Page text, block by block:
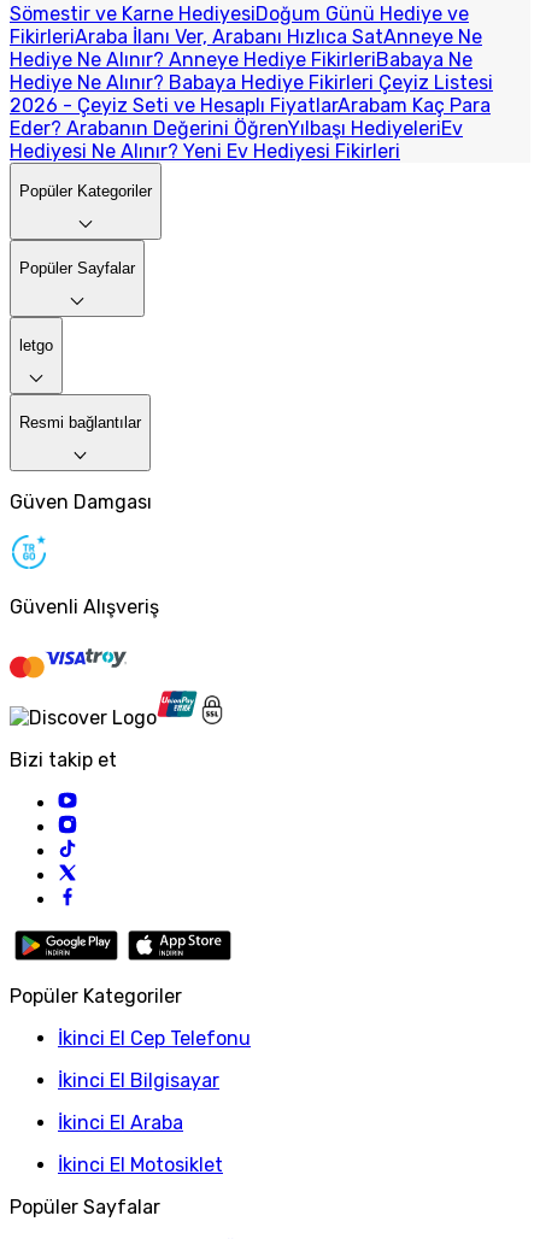
Sömestir ve Karne HediyesiDoğum Günü Hediye ve
FikirleriAraba İlanı Ver, Arabanı Hızlıca SatAnneye Ne
Hediye Ne Alınır? Anneye Hediye FikirleriBabaya Ne
Hediye Ne Alınır? Babaya Hediye Fikirleri Çeyiz Listesi
2026 - Çeyiz Seti ve Hesaplı FiyatlarArabam Kaç Para
Eder? Arabanın Değerini ÖğrenYılbaşı HediyeleriEv
Hediyesi Ne Alınır? Yeni Ev Hediyesi Fikirleri
Popüler Kategoriler
Popüler Sayfalar
letgo
Resmi bağlantılar
Güven Damgası
Güvenli Alışveriş
Bizi takip et
Popüler Kategoriler
İkinci El Cep Telefonu
İkinci El Bilgisayar
İkinci El Araba
İkinci El Motosiklet
Popüler Sayfalar